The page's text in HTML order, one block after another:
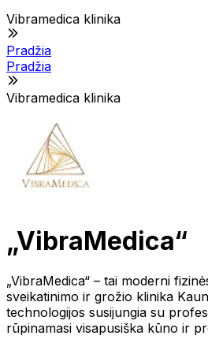
Vibramedica klinika
Pradžia
Pradžia
Vibramedica klinika
„VibraMedica“
„VibraMedica“ – tai moderni
sveikatinimo ir grožio klinika
technologijos susijungia su
rūpinamasi visapusiška kūno ir